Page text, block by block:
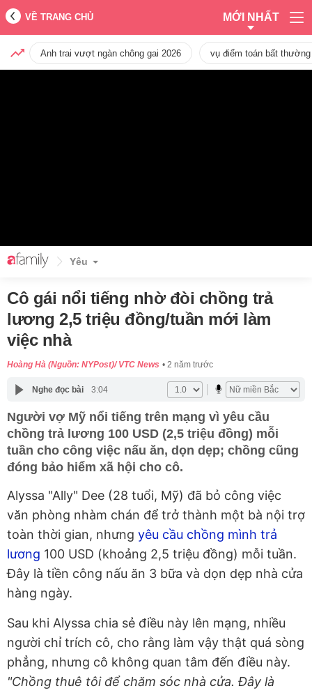
VỀ TRANG CHỦ MỚI NHẤT
Anh trai vượt ngàn chông gai 2026 vụ điểm toán bất
Yêu
Cô gái nổi tiếng nhờ đòi chồng trả
lương 2,5 triệu đồng/tuần mới làm
việc nhà
Hoàng Hà (Nguồn: NYPost)/ VTC News 2 năm trước
Nghe đọc bài 3:04
Người vợ Mỹ nổi tiếng trên mạng vì yêu cầu
chồng trả lương 100 USD (2,5 triệu đồng) mỗi
tuần cho công việc nấu ăn, dọn dẹp; chồng cũng
đóng bảo hiểm xã hội cho cô.
Alyssa "Ally" Dee (28 tuổi, Mỹ) đã bỏ công việc
văn phòng nhàm chán để trở thành một bà nội trợ
toàn thời gian, nhưng yêu cầu chồng mình trả
lương 100 USD (khoảng 2,5 triệu đồng) mỗi tuần.
Đây là tiền công nấu ăn 3 bữa và dọn dẹp nhà cửa
hàng ngày.
Sau khi Alyssa chia sẻ điều này lên mạng, nhiều
người chỉ trích cô, cho rằng làm vậy thật quá sòng
phẳng, nhưng cô không quan tâm đến điều này.
"Chồng thuê tôi để chăm sóc nhà cửa. Đây là